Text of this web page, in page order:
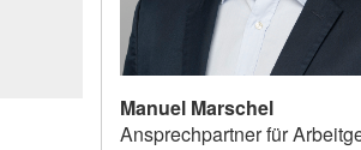
Manuel Marschel
Ansprechpartner für